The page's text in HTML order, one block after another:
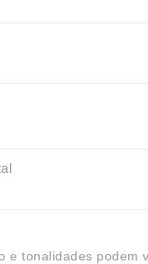
e tonalidades podem